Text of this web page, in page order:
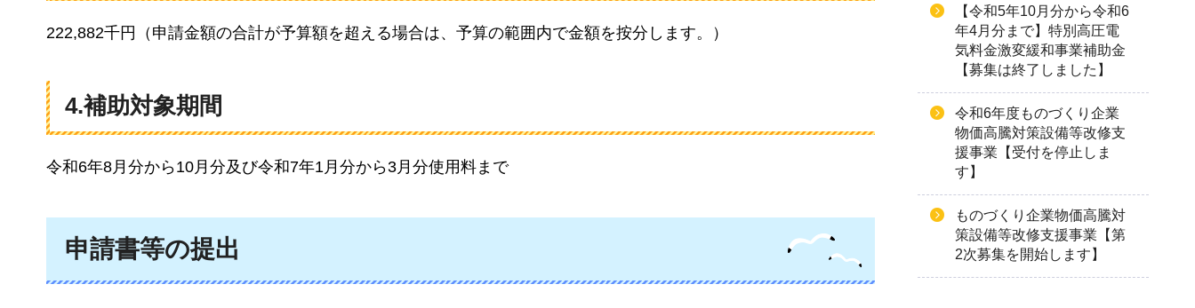
222,882千円（申請金額の合計が予算額を超える場合は、予算の範囲内で金額を按分します。）
4.補助対象期間
令和6年8月分から10月分及び令和7年1月分から3月分使用料まで
申請書等の提出
【令和5年10月分から令和6
年4月分まで】特別高圧電
気料金激変緩和事業補助金
【募集は終了しました】
令和6年度ものづくり企業
物価高騰対策設備等改修支
援事業【受付を停止しま
す】
ものづくり企業物価高騰対
策設備等改修支援事業【第
2次募集を開始します】